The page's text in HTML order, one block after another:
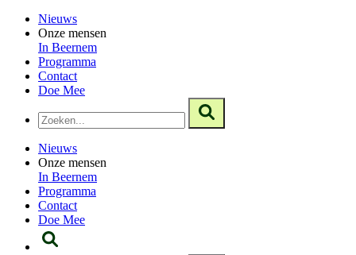
Nieuws
Onze mensen
In Beernem
Programma
Contact
Doe Mee
Nieuws
Onze mensen
In Beernem
Programma
Contact
Doe Mee